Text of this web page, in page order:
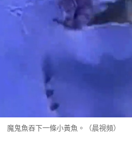
魔鬼魚吞下一條小黃魚。（晨視頻）